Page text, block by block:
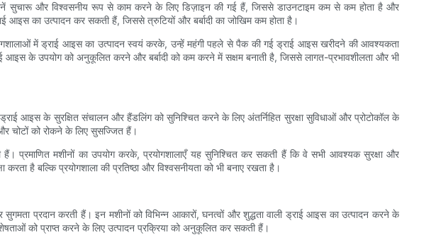
सुचारू और विश्वसनीय रूप से काम करने के लिए डिज़ाइन की गई हैं, जिससे डाउनटाइम कम से कम होता है और
आइस का उत्पादन कर सकती हैं, जिससे त्रुटियों और बर्बादी का जोखिम कम होता है।
में ड्राई आइस का उत्पादन स्वयं करके, उन्हें महंगी पहले से पैक की गई ड्राई आइस खरीदने की आवश्यकता
आइस के उपयोग को अनुकूलित करने और बर्बादी को कम करने में सक्षम बनाती है, जिससे लागत-प्रभावशीलता और भी
ड्राई आइस के सुरक्षित संचालन और हैंडलिंग को सुनिश्चित करने के लिए अंतर्निहित सुरक्षा सुविधाओं और प्रोटोकॉल के
चोटों को रोकने के लिए सुसज्जित हैं।
प्रमाणित मशीनों का उपयोग करके, प्रयोगशालाएँ यह सुनिश्चित कर सकती हैं कि वे सभी आवश्यक सुरक्षा और
है बल्कि प्रयोगशाला की प्रतिष्ठा और विश्वसनीयता को भी बनाए रखता है।
प्रदान करती हैं। इन मशीनों को विभिन्न आकारों, घनत्वों और शुद्धता वाली ड्राई आइस का उत्पादन करने के
को प्राप्त करने के लिए उत्पादन प्रक्रिया को अनुकूलित कर सकती हैं।